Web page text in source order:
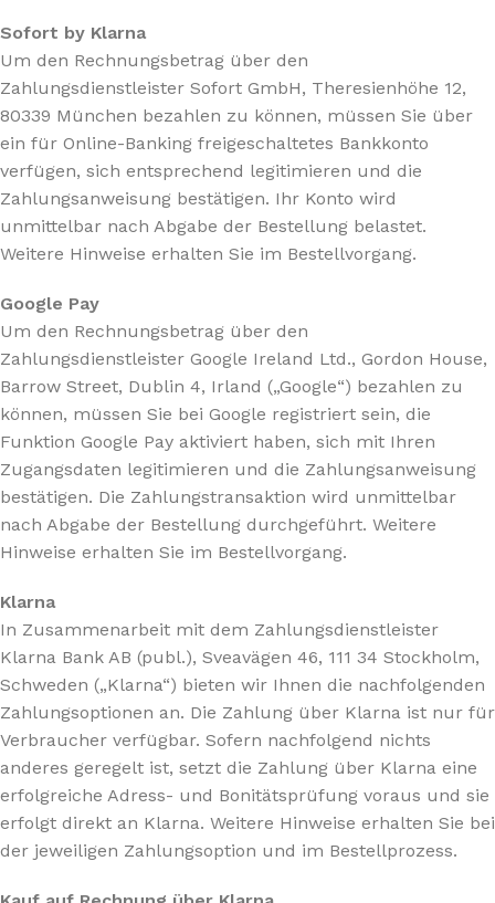
Sofort by Klarna
Um den Rechnungsbetrag über den
Zahlungsdienstleister Sofort GmbH, Theresienhöhe 12,
80339 München bezahlen zu können, müssen Sie über
ein für Online-Banking freigeschaltetes Bankkonto
verfügen, sich entsprechend legitimieren und die
Zahlungsanweisung bestätigen. Ihr Konto wird
unmittelbar nach Abgabe der Bestellung belastet.
Weitere Hinweise erhalten Sie im Bestellvorgang.
Google Pay
Um den Rechnungsbetrag über den
Zahlungsdienstleister Google Ireland Ltd., Gordon House,
Barrow Street, Dublin 4, Irland („Google“) bezahlen zu
können, müssen Sie bei Google registriert sein, die
Funktion Google Pay aktiviert haben, sich mit Ihren
Zugangsdaten legitimieren und die Zahlungsanweisung
bestätigen. Die Zahlungstransaktion wird unmittelbar
nach Abgabe der Bestellung durchgeführt. Weitere
Hinweise erhalten Sie im Bestellvorgang.
Klarna
In Zusammenarbeit mit dem Zahlungsdienstleister
Klarna Bank AB (publ.), Sveavägen 46, 111 34 Stockholm,
Schweden („Klarna“) bieten wir Ihnen die nachfolgenden
Zahlungsoptionen an. Die Zahlung über Klarna ist nur für
Verbraucher verfügbar. Sofern nachfolgend nichts
anderes geregelt ist, setzt die Zahlung über Klarna eine
erfolgreiche Adress- und Bonitätsprüfung voraus und sie
erfolgt direkt an Klarna. Weitere Hinweise erhalten Sie bei
der jeweiligen Zahlungsoption und im Bestellprozess.